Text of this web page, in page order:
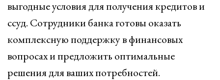
выгодные условия для получения кредитов и
ссуд. Сотрудники банка готовы оказать
комплексную поддержку в финансовых
вопросах и предложить оптимальные
решения для ваших потребностей.